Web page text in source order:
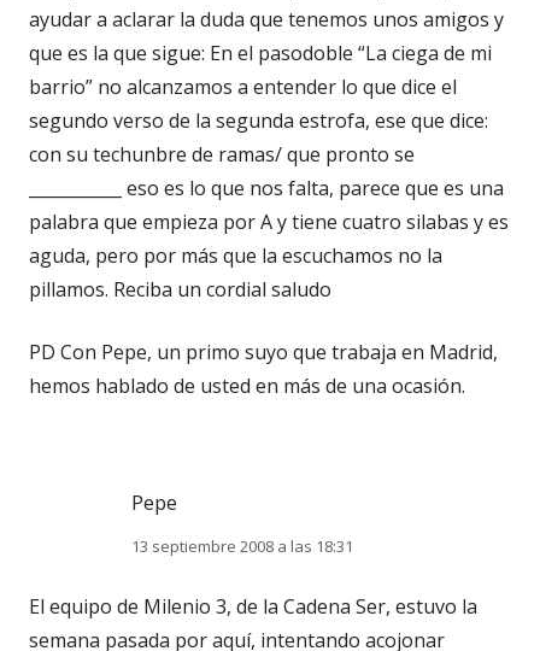
ayudar a aclarar la duda que tenemos unos amigos y
que es la que sigue: En el pasodoble “La ciega de mi
barrio” no alcanzamos a entender lo que dice el
segundo verso de la segunda estrofa, ese que dice:
con su techunbre de ramas/ que pronto se
___________ eso es lo que nos falta, parece que es una
palabra que empieza por A y tiene cuatro silabas y es
aguda, pero por más que la escuchamos no la
pillamos. Reciba un cordial saludo
PD Con Pepe, un primo suyo que trabaja en Madrid,
hemos hablado de usted en más de una ocasión.
Pepe
13 septiembre 2008 a las 18:31
El equipo de Milenio 3, de la Cadena Ser, estuvo la
semana pasada por aquí, intentando acojonar